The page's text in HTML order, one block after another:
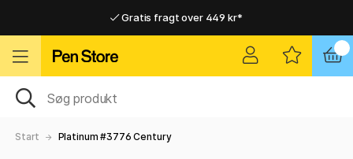
Gratis fragt over 449 kr*
Hurtigt til dør eller pakkeshop
Hurtigt til dør eller pakkeshop
Start Platinum #3776 Century